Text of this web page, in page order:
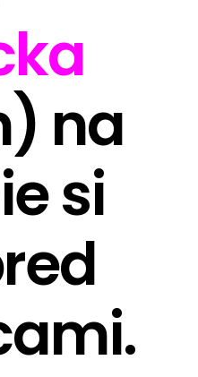
na
si